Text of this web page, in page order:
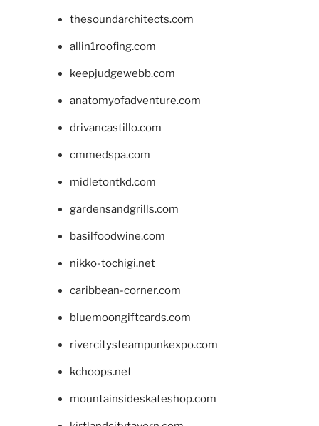
thesoundarchitects.com
allin1roofing.com
keepjudgewebb.com
anatomyofadventure.com
drivancastillo.com
cmmedspa.com
midletontkd.com
gardensandgrills.com
basilfoodwine.com
nikko-tochigi.net
caribbean-corner.com
bluemoongiftcards.com
rivercitysteampunkexpo.com
kchoops.net
mountainsideskateshop.com